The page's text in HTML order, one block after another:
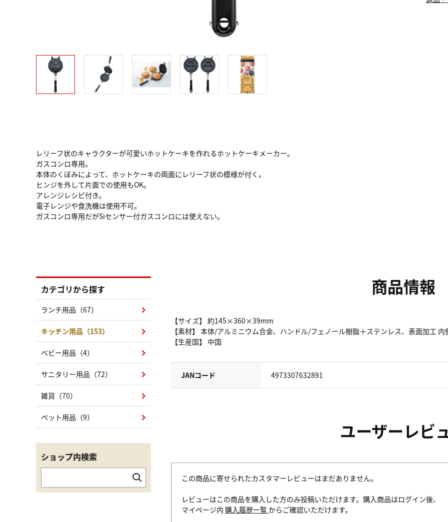
レリーフ状のキャラクターが可愛いホットケーキを作れるホットケーキメーカー。
ガスコンロ専用。
本体のくぼみによって、ホットケーキの両面にレリーフ状の模様が付く。
ヒンジを外して片面での使用もOK。
アレンジレシピ付き。
電子レンジや食洗機は使用不可。
ガスコンロ専用だがSiセンサー付ガスコンロには使えない。
商品情報
【サイズ】 約145×360×39mm
【素材】 本体/アルミニウム合金、ハンドル/フェノール樹脂＋ステンレス、表面加工
【生産国】 中国
JANコード 4973307632891
ユーザーレビ
この商品に寄せられたカスタマーレビューはまだありません。
レビューはこの商品を購入した方のみ投稿いただけます。購入商品はログイン後、
マイページ内 購入履歴一覧 からご確認いただけます。
カテゴリから探す
ランチ用品（67）
キッチン用品（153）
ベビー用品（4）
サニタリー用品（72）
雑貨（70）
ペット用品（9）
ショップ内検索